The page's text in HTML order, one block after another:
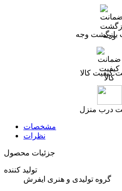
بازگشت وجه
کیفیت کالا
درب منزل
مشخصات
نظرات
جزئیات محصول
تولید کننده
گروه تولیدی و هنری ایفرش